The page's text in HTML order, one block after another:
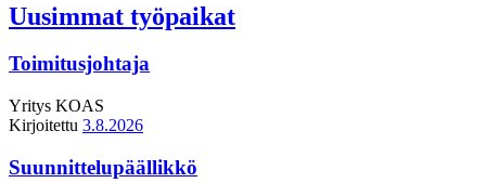
Uusimmat työpaikat
Toimitusjohtaja
Yritys KOAS
Kirjoitettu 3.8.2026
Suunnittelupäällikkö